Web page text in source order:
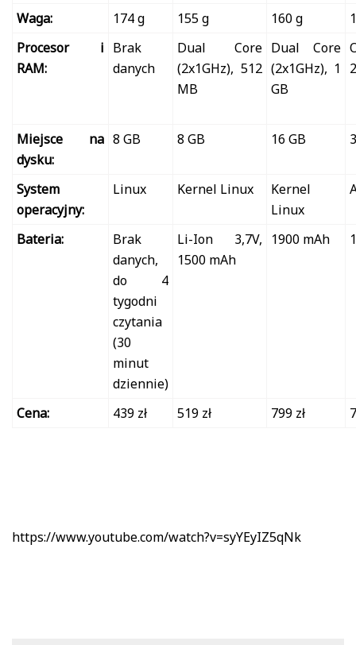
Waga:
174 g 155 g 160 g
Procesor i
RAM:
Brak
danych
Dual Core
(2x1GHz), 512
MB
Dual Core
(2x1GHz), 1
GB
Miejsce na
dysku:
8 GB 8 GB 16 GB
System
operacyjny:
Linux Kernel Linux
Kernel
Linux
Bateria:
Brak
danych,
do 4
tygodni
czytania
(30
minut
dziennie)
Li-Ion 3,7V,
1500 mAh
1900 mAh
Cena: 439 zł 519 zł 799 zł
https://www.youtube.com/watch?v=syYEyIZ5qNk